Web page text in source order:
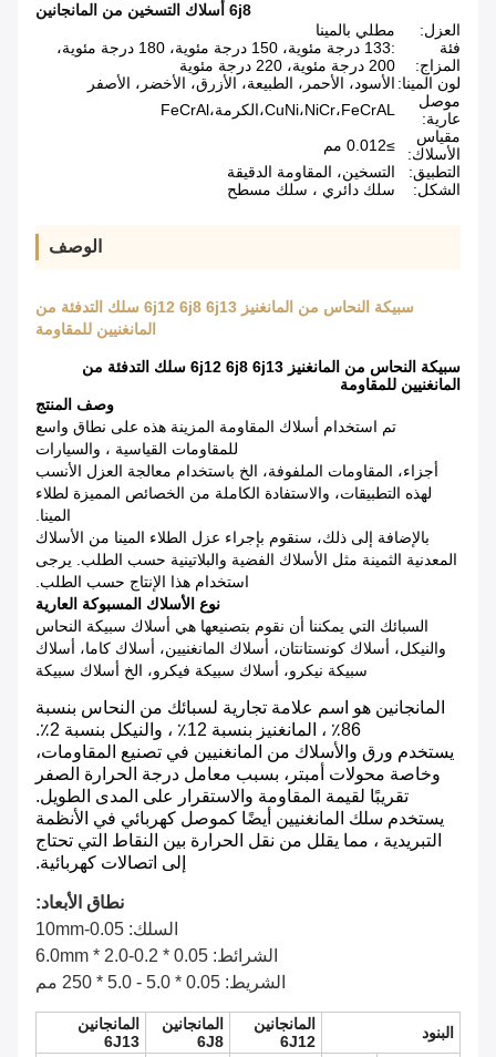
6j8 أسلاك التسخين من المانجانين
العزل:
مطلي بالمينا
فئة
المزاج:
:133 درجة مئوية، 150 درجة مئوية، 180 درجة مئوية،
200 درجة مئوية، 220 درجة مئوية
لون المينا: الأسود، الأحمر، الطبيعة، الأزرق، الأخضر، الأصفر
موصل
عارية:
CuNi،NiCr،FeCrAL،الكرمة،FeCrAl
مقياس
الأسلاك:
≥0.012 مم
التطبيق:
التسخين، المقاومة الدقيقة
الشكل:
سلك دائري ، سلك مسطح
الوصف
سبيكة النحاس من المانغنيز 6j12 6j8 6j13 سلك التدفئة من
المانغنيين للمقاومة
سبيكة النحاس من المانغنيز 6j12 6j8 6j13 سلك التدفئة من
المانغنيين للمقاومة
وصف المنتج
تم استخدام أسلاك المقاومة المزينة هذه على نطاق واسع
للمقاومات القياسية ، والسيارات
أجزاء، المقاومات الملفوفة، الخ باستخدام معالجة العزل الأنسب
لهذه التطبيقات، والاستفادة الكاملة من الخصائص المميزة لطلاء
المينا.
بالإضافة إلى ذلك، سنقوم بإجراء عزل الطلاء المينا من الأسلاك
المعدنية الثمينة مثل الأسلاك الفضية والبلاتينية حسب الطلب. يرجى
استخدام هذا الإنتاج حسب الطلب.
نوع الأسلاك المسبوكة العارية
السبائك التي يمكننا أن نقوم بتصنيعها هي أسلاك سبيكة النحاس
والنيكل، أسلاك كونستانتان، أسلاك المانغنيين، أسلاك كاما، أسلاك
سبيكة نيكرو، أسلاك سبيكة فيكرو، الخ أسلاك سبيكة
المانجانين هو اسم علامة تجارية لسبائك من النحاس بنسبة
86٪ ، المانغنيز بنسبة 12٪ ، والنيكل بنسبة 2٪.
يستخدم ورق والأسلاك من المانغنيين في تصنيع المقاومات،
وخاصة محولات أمبتر، بسبب معامل درجة الحرارة الصفر
تقريبًا لقيمة المقاومة والاستقرار على المدى الطويل.
يستخدم سلك المانغنيين أيضًا كموصل كهربائي في الأنظمة
التبريدية ، مما يقلل من نقل الحرارة بين النقاط التي تحتاج
إلى اتصالات كهربائية.
نطاق الأبعاد:
السلك: 0.05-10mm
الشرائط: 0.05 * 0.2-2.0 * 6.0mm
الشريط: 0.05 * 5.0 - 5.0 * 250 مم
البنود
المانجانين
6J12
المانجانين
6J8
المانجانين
6J13